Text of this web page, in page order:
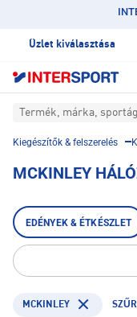
Üzlet kiválasztása
Termék, márka,
Kiegészítők & felszerelés
MCKINLEY
EDÉNYEK & ÉTKÉSZLET
MCKINLEY